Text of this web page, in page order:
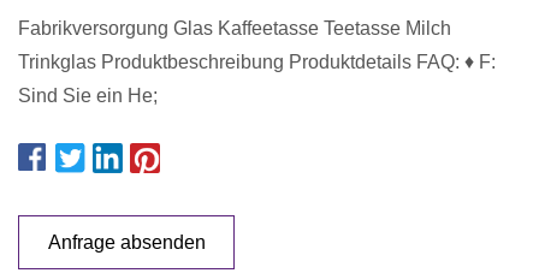
Fabrikversorgung Glas Kaffeetasse Teetasse Milch
Trinkglas Produktbeschreibung Produktdetails FAQ: ♦ F:
Sind Sie ein He;
Anfrage absenden